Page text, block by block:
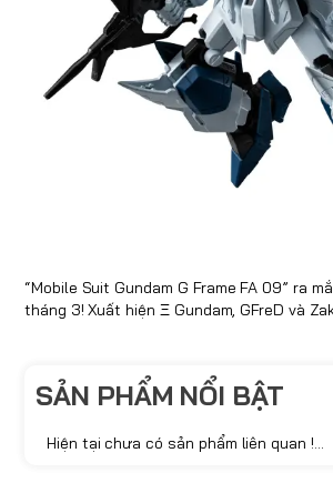
“Mobile Suit Gundam G Frame FA 09” ra
tháng 3! Xuất hiện Ξ Gundam, GFreD và
SẢN PHẨM NỔI BẬT
Hiện tại chưa có sản phẩm liên quan !...